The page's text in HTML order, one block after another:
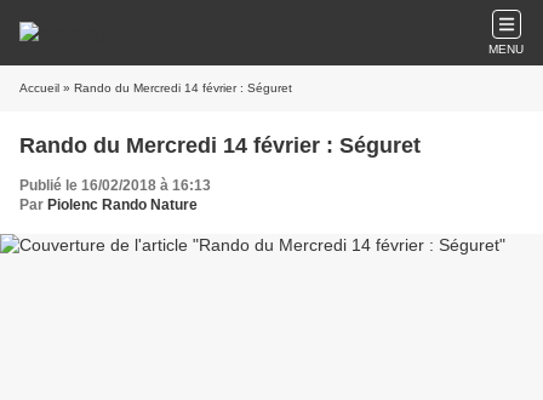
MENU
Accueil » Rando du Mercredi 14 février : Séguret
Rando du Mercredi 14 février : Séguret
Publié le 16/02/2018 à 16:13
Par Piolenc Rando Nature